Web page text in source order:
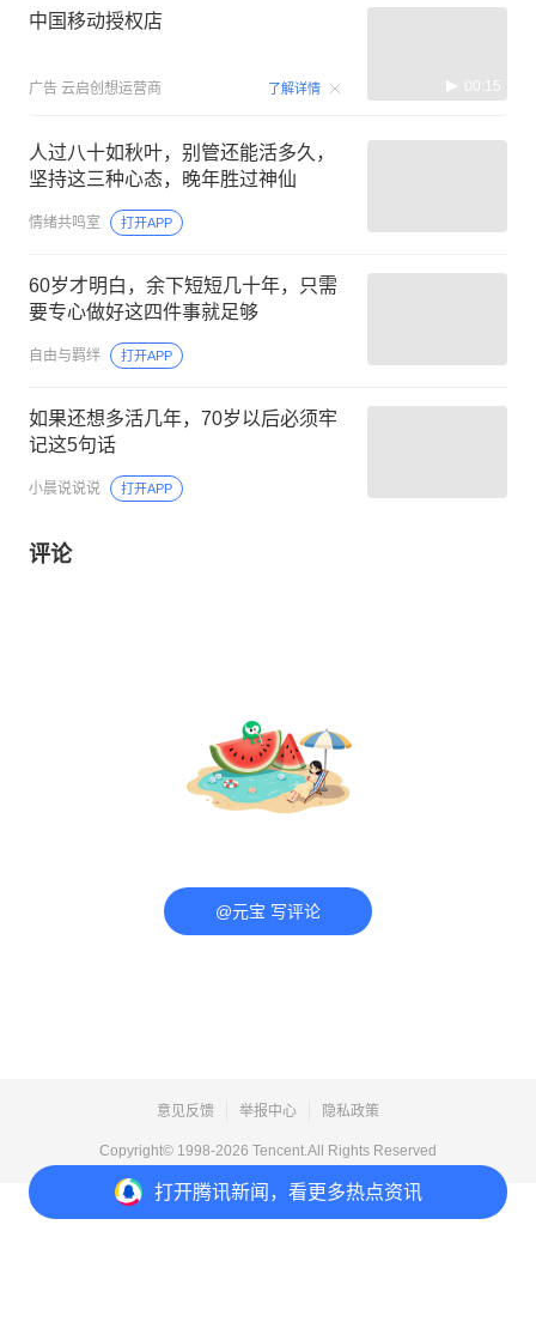
打开腾讯新闻，看更多热点资讯
中国移动授权店
广告 云启创想运营商 了解详情 00:15
人过八十如秋叶，别管还能活多久，
坚持这三种心态，晚年胜过神仙
情绪共鸣室 打开APP
60岁才明白，余下短短几十年，只需
要专心做好这四件事就足够
自由与羁绊 打开APP
如果还想多活几年，70岁以后必须牢
记这5句话
小晨说说说 打开APP
评论
@元宝 写评论
意见反馈 举报中心 隐私政策
Copyright© 1998-2026 Tencent.All Rights Reserved